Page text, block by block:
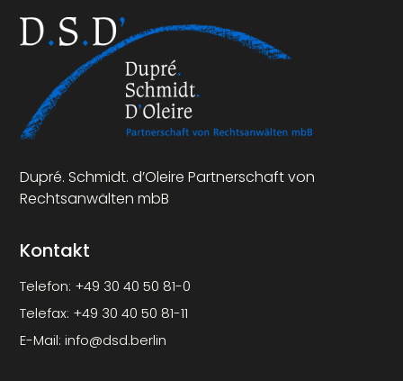
Dupré. Schmidt. d’Oleire Partnerschaft von
Rechtsanwälten mbB
Kontakt
Telefon: +49 30 40 50 81-0
Telefax: +49 30 40 50 81-11
E-Mail:info@dsd.berlin